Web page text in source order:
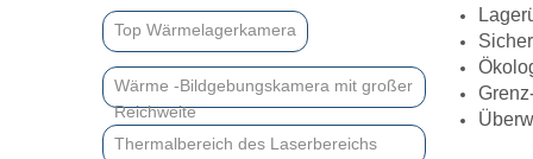
Top Wärmelagerkamera
Wärme -Bildgebungskamera mit großer
Reichweite
Thermalbereich des Laserbereichs